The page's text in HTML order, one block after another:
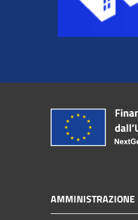
AMMINISTRAZIONE